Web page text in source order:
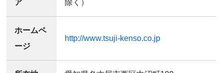
ア
除く）
ホームペ
ージ
http://www.tsuji-kenso.co.jp